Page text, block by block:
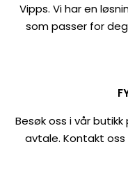
Vipps. Vi har en
som passer for
Besøk oss i vår
avtale. Kontakt